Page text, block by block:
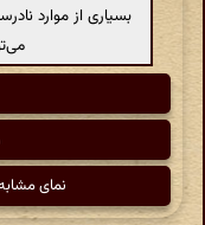
بسیاری از موارد
نمای